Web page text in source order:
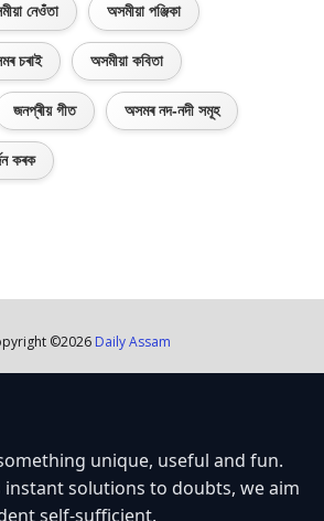
নেওঁতা অসমীয়া পঞ্জিকা
চৰাই অসমীয়া কবিতা
জনপ্ৰীয় গীত অসমৰ নদ-নদী সমূহ
কৰক
©2026 Daily Assam
unique, useful and fun.
instant solutions to doubts, we aim
self-sufficient.